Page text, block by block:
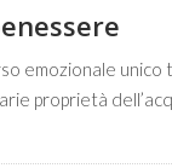
emozionale
proprietà